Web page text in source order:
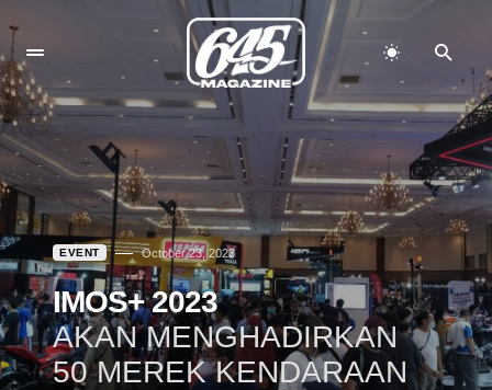
EVENT October 23, 2023
IMOS+ 2023
AKAN MENGHADIRKAN
50 MEREK KENDARAAN